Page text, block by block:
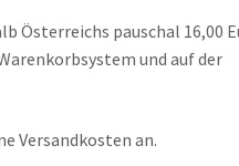
Österreichs pauschal 16,00
und auf der
Versandkosten an.